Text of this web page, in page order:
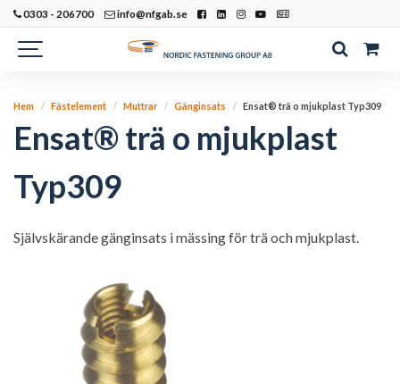
0303 - 206700 info@nfgab.se
Hem Fästelement Muttrar Gänginsats Ensat® trä o mjukplast Typ309
Ensat® trä o mjukplast
Typ309
Självskärande gänginsats i mässing för trä och mjukplast.